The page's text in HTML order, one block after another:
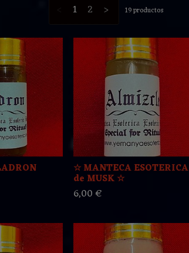
1 2 > 19 productos
☆ MANTECA ESOTERICA
de MUSK ☆
6,00 €